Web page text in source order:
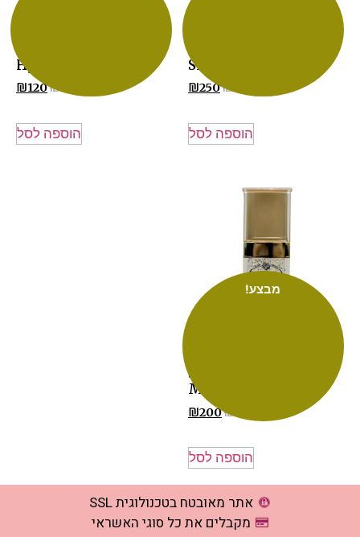
SKIN BIO PEELING
₪275
₪250
הוספה לסל
Hydrophylic Oil
₪132
₪120
הוספה לסל
מבצע!
מ“ל – SERUM
MULTIVITAMIN
₪220
₪200
הוספה לסל
אתר מאובטח בטכנולוגית SSL
מקבלים את כל סוגי האשראי